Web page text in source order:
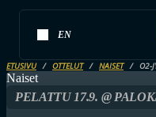
EN
ETUSIVU OTTELUT NAISET O2-
Naiset
PELATTU 17.9. @